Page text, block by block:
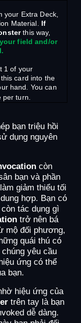
your Extra Deck,
Material. If
this way,
field and/or
1 of your
card into the
hand. You can
turn.
bạn triệu hồi
dụng nguyên
còn
bạn và phần
giảm thiểu tối
hợp. Bạn có
tác dụng gì
trở nên bá
mộ đối phương,
quái thú có
yêu cầu
ứng có thể
bạn.
hiệu ứng của
trên tay là bạn
dễ dàng.